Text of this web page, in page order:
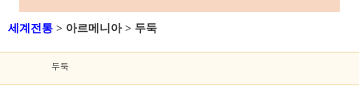
세계전통 > 아르메니아> 두둑
두둑